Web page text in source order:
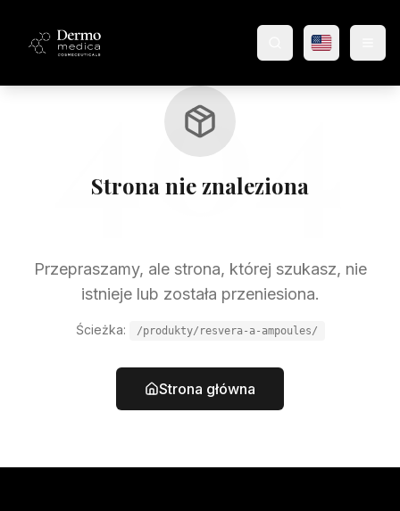
Wyszukaj produkty
404
Strona nie znaleziona
Przepraszamy, ale strona, której szukasz, nie
istnieje lub została przeniesiona.
Ścieżka: /produkty/resvera-a-ampoules/
Strona główna